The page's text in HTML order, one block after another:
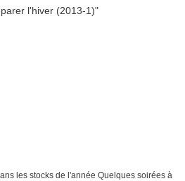
les stocks de l'année Quelques soirées à